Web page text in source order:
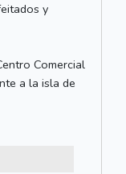
y
Comercial
a la isla de